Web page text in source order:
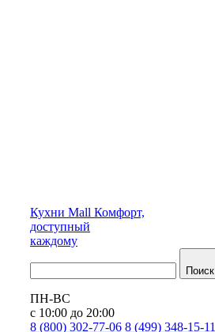
Кухни Mall Комфорт,
доступный
каждому
Поиск
ПН-ВС
с 10:00 до 20:00
8 (800) 302-77-06 8 (499) 348-15-11